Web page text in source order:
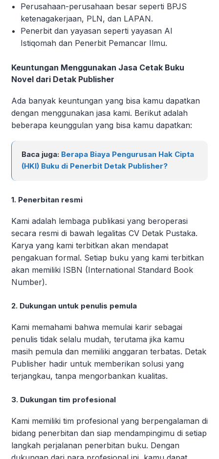
Perusahaan-perusahaan besar seperti BPJS
ketenagakerjaan, PLN, dan LAPAN.
Penerbit dan yayasan seperti yayasan Al
Istiqomah dan Penerbit Pemancar Ilmu.
Keuntungan Menggunakan Jasa Cetak Buku
Novel dari Detak Publisher
Ada banyak keuntungan yang bisa kamu dapatkan
dengan menggunakan jasa kami. Berikut adalah
beberapa keunggulan yang bisa kamu dapatkan:
Baca juga: Berapa Biaya Pengurusan Hak Cipta
(HKI) Buku di Penerbit Detak Publisher?
1. Penerbitan resmi
Kami adalah lembaga publikasi yang beroperasi
secara resmi di bawah legalitas CV Detak Pustaka.
Karya yang kami terbitkan akan mendapat
pengakuan formal. Setiap buku yang kami terbitkan
akan memiliki ISBN (International Standard Book
Number).
2. Dukungan untuk penulis pemula
Kami memahami bahwa memulai karir sebagai
penulis tidak selalu mudah, terutama jika kamu
masih pemula dan memiliki anggaran terbatas. Detak
Publisher hadir untuk memberikan solusi yang
terjangkau, tanpa mengorbankan kualitas.
3. Dukungan tim profesional
Kami memiliki tim profesional yang berpengalaman di
bidang penerbitan dan siap mendampingimu di setiap
langkah perjalanan penerbitan buku. Dengan